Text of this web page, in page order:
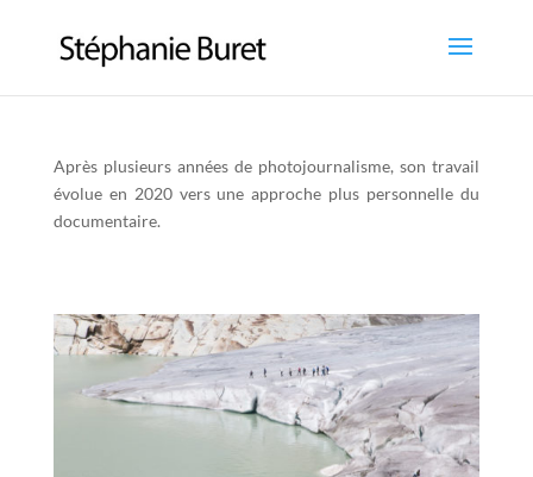
Après plusieurs années de photojournalisme, son travail
évolue en 2020 vers une approche plus personnelle du
documentaire.